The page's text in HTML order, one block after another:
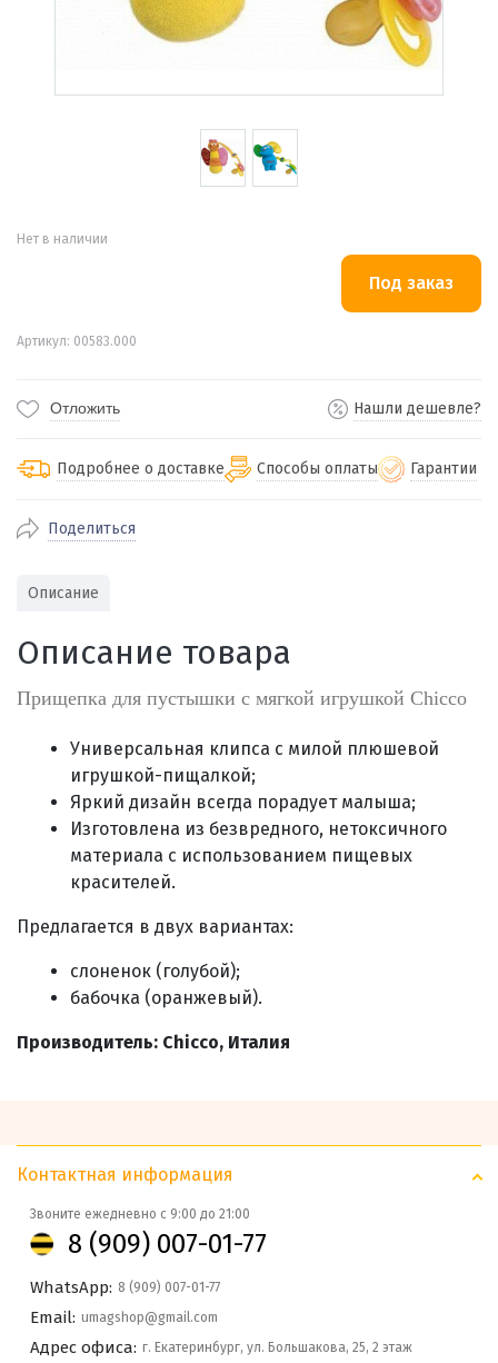
Нет в наличии
Артикул: 00583.000
Отложить Нашли дешевле?
Подробнее о доставке
По Екатеринбургу бесплатная
Отправляем во все регионы России
доставка, Почта РФ или любой другой
Способы оплаты
Через СБП при получении (для
Екатеринбурга и близлежащих
городов)
Оплата по счету для юридических лиц
Гарантии
Поделиться
Описание
Описание товара
Прищепка для пустышки с мягкой игрушкой Chicco
Универсальная клипса с милой плюшевой
игрушкой-пищалкой;
Яркий дизайн всегда порадует малыша;
Изготовлена из безвредного, нетоксичного
материала с использованием пищевых
красителей.
Предлагается в двух вариантах:
слоненок (голубой);
бабочка (оранжевый).
Производитель: Chicco, Италия
Контактная информация
Звоните ежедневно с 9:00 до 21:00
8 (909) 007-01-77
WhatsApp: 8 (909) 007-01-77
Email: umagshop@gmail.com
Адрес офиса: г. Екатеринбург, ул. Большакова, 25, 2 этаж